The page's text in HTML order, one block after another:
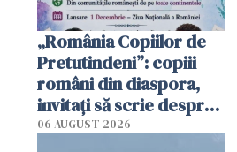
„România Copiilor de
Pretutindeni”: copiii
români din diaspora,
invitați să scrie despre
România într-un volum
06 AUGUST 2026